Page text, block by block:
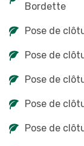
Bordette
Pose de
Pose de
Pose de
Pose de
Pose de